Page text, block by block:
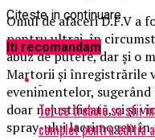
Omul de afaceri D.F.V
pentru ultraj, în
abuz de putere, dar și o
Martorii și înregistrările
evenimentelor,
doar nejustificată, ci și
spray-ului lacrimogen în
Citeste in continuare
Iti recomandam
Tot ce trebuie sa stii
complet pentru editia